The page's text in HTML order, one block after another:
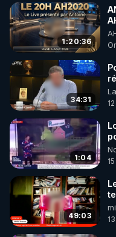
▶ 30 jours gratuit sur
de bien-être ENVOL :
Rendez-vous sur
le code : REGENERE
1:20:36
34:31
1:04
49:03